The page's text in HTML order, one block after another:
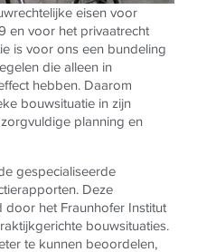
eisen voor
en voor het privaatrecht
is voor ons een bundeling
die alleen in
hebben. Daarom
bouwsituatie in zijn
planning en
gespecialiseerde
Deze
het Fraunhofer Institut
bouwsituaties.
te kunnen beoordelen,